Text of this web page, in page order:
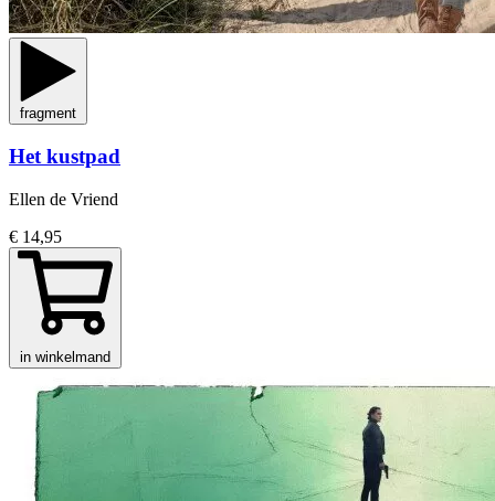
fragment
Het kustpad
Ellen de Vriend
€ 14,95
in winkelmand